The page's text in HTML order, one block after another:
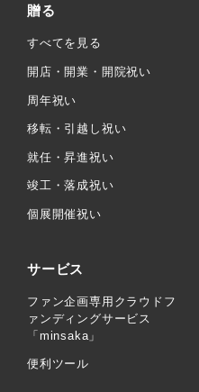
贈る
すべてを見る
開店・開業・開院祝い
周年祝い
移転・引越し祝い
就任・昇進祝い
竣工・落成祝い
個展開催祝い
サービス
ファン企画専用クラウドフ
ァンディングサービス
「minsaka」
便利ツール